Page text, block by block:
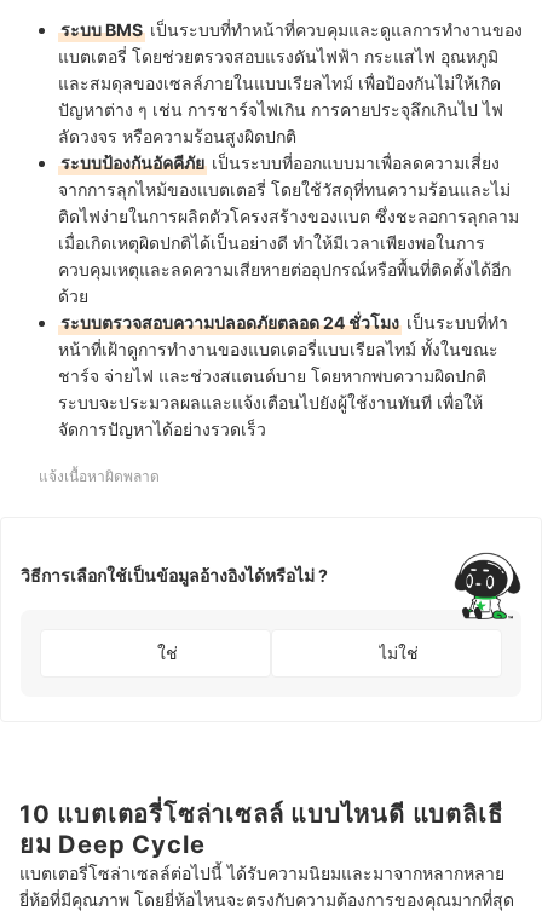
ระบบ BMS เป็นระบบที่ทำหน้าที่ควบคุมและดูแลการทำงานของ
แบตเตอรี่ โดยช่วยตรวจสอบแรงดันไฟฟ้า กระแสไฟ อุณหภูมิ
และสมดุลของเซลล์ภายในแบบเรียลไทม์ เพื่อป้องกันไม่ให้เกิด
ปัญหาต่าง ๆ เช่น การชาร์จไฟเกิน การคายประจุลึกเกินไป ไฟ
ลัดวงจร หรือความร้อนสูงผิดปกติ
ระบบป้องกันอัคคีภัย เป็นระบบที่ออกแบบมาเพื่อลดความเสี่ยง
จากการลุกไหม้ของแบตเตอรี่ โดยใช้วัสดุที่ทนความร้อนและไม่
ติดไฟง่ายในการผลิตตัวโครงสร้างของแบต ซึ่งชะลอการลุกลาม
เมื่อเกิดเหตุผิดปกติได้เป็นอย่างดี ทำให้มีเวลาเพียงพอในการ
ควบคุมเหตุและลดความเสียหายต่ออุปกรณ์หรือพื้นที่ติดตั้งได้อีก
ด้วย
ระบบตรวจสอบความปลอดภัยตลอด 24 ชั่วโมง เป็นระบบที่ทำ
หน้าที่เฝ้าดูการทำงานของแบตเตอรี่แบบเรียลไทม์ ทั้งในขณะ
ชาร์จ จ่ายไฟ และช่วงสแตนด์บาย โดยหากพบความผิดปกติ
ระบบจะประมวลผลและแจ้งเตือนไปยังผู้ใช้งานทันที เพื่อให้
จัดการปัญหาได้อย่างรวดเร็ว
แจ้งเนื้อหาผิดพลาด
วิธีการเลือกใช้เป็นข้อมูลอ้างอิงได้หรือไม่ ?
ใช่ ไม่ใช่
10 แบตเตอรี่โซล่าเซลล์ แบบไหนดี แบตลิเธี
ยม Deep Cycle
แบตเตอรี่โซล่าเซลล์ต่อไปนี้ ได้รับความนิยมและมาจากหลากหลาย
ยี่ห้อที่มีคุณภาพ โดยยี่ห้อไหนจะตรงกับความต้องการของคุณมากที่สุด